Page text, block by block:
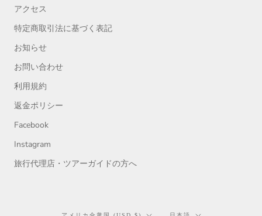
アクセス
特定商取引法に基づく表記
お知らせ
お問い合わせ
利用規約
返金ポリシー
Facebook
Instagram
旅行代理店・ツアーガイドの方へ